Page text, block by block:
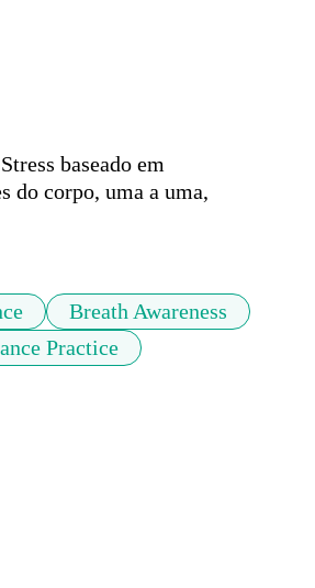
baseado em
do corpo, uma a uma,
Breath Awareness
Practice